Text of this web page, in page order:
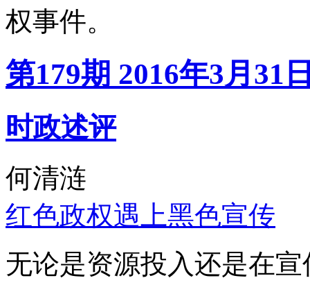
权事件。
第179期 2016年3月31
时政述评
何清涟
红色政权遇上黑色宣传
无论是资源投入还是在